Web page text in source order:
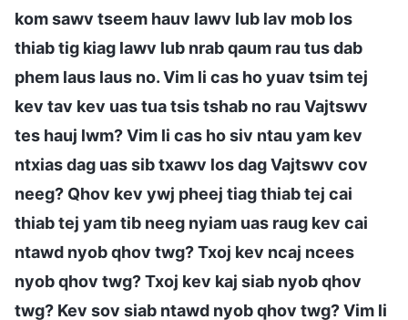
kom sawv tseem hauv lawv lub lav mob los
thiab tig kiag lawv lub nrab qaum rau tus dab
phem laus laus no. Vim li cas ho yuav tsim tej
kev tav kev uas tua tsis tshab no rau Vajtswv
tes hauj lwm? Vim li cas ho siv ntau yam kev
ntxias dag uas sib txawv los dag Vajtswv cov
neeg? Qhov kev ywj pheej tiag thiab tej cai
thiab tej yam tib neeg nyiam uas raug kev cai
ntawd nyob qhov twg? Txoj kev ncaj ncees
nyob qhov twg? Txoj kev kaj siab nyob qhov
twg? Kev sov siab ntawd nyob qhov twg? Vim li